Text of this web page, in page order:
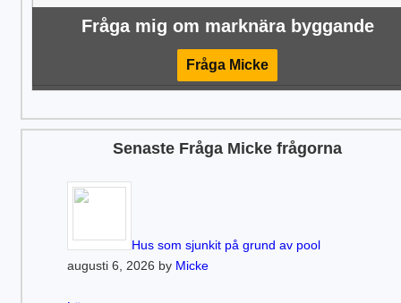
Fråga mig om marknära byggande
Fråga Micke
Senaste Fråga Micke frågorna
Hus som sjunkit på grund av pool
augusti 6, 2026 by Micke